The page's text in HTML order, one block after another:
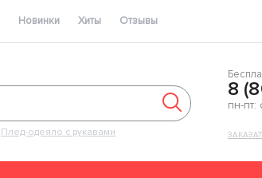
Новинки Хиты Отзывы
Плед-одеяло с рукавами
8
пн-пт: